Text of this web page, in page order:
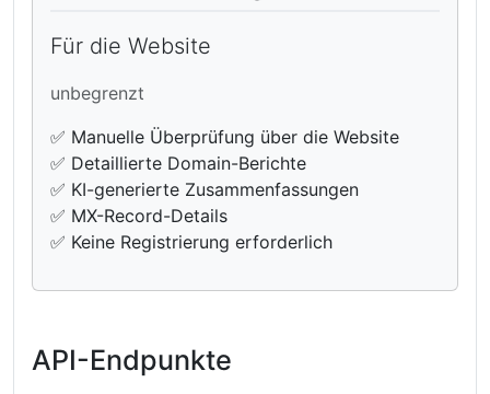
Für die Website
unbegrenzt
✅ Manuelle Überprüfung über die Website
✅ Detaillierte Domain-Berichte
✅ KI-generierte Zusammenfassungen
✅ MX-Record-Details
✅ Keine Registrierung erforderlich
API-Endpunkte